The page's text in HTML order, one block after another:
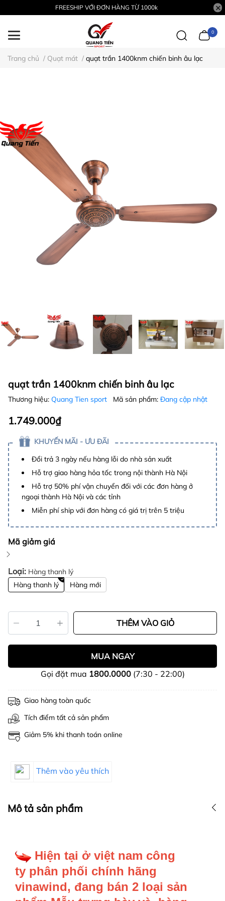
FREESHIP VỚI ĐƠN HÀNG TỪ 1000k
0
Trang chủ / Quạt mát / quạt trần 1400knm chiến binh âu lạc
quạt trần 1400knm chiến binh âu lạc
Thương hiệu: Quang Tien sport Mã sản phẩm: Đang cập nhật
1.749.000₫
KHUYẾN MÃI - ƯU ĐÃI
Đổi trả 3 ngày nếu hàng lỗi do nhà sản xuất
Hỗ trợ giao hàng hỏa tốc trong nội thành Hà Nội
Hỗ trợ 50% phí vận chuyển đối với các đơn hàng ở
ngoại thành Hà Nội và các tỉnh
Miễn phí ship với đơn hàng có giá trị trên 5 triệu
Mã giảm giá
Loại: Hàng thanh lý
Hàng thanh lý
Hàng mới
THÊM VÀO GIỎ
MUA NGAY
Gọi đặt mua 1800.0000(7:30 - 22:00)
Giao hàng toàn quốc
Tích điểm tất cả sản phẩm
Giảm 5% khi thanh toán online
Thêm vào yêu thích
Mô tả sản phẩm
Hiện tại ở việt nam công
ty phân phối chính hãng
vinawind, đang bán 2 loại sản